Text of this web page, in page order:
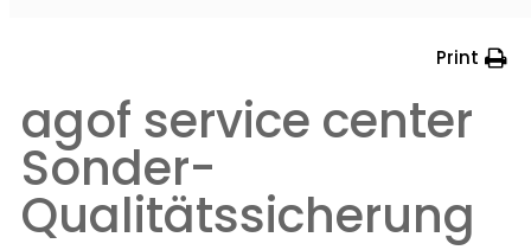
Print
agof service center
Sonder-
Qualitätssicherung